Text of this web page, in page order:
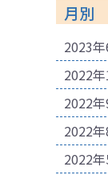
月別
2023
2022
2022
2022
2022